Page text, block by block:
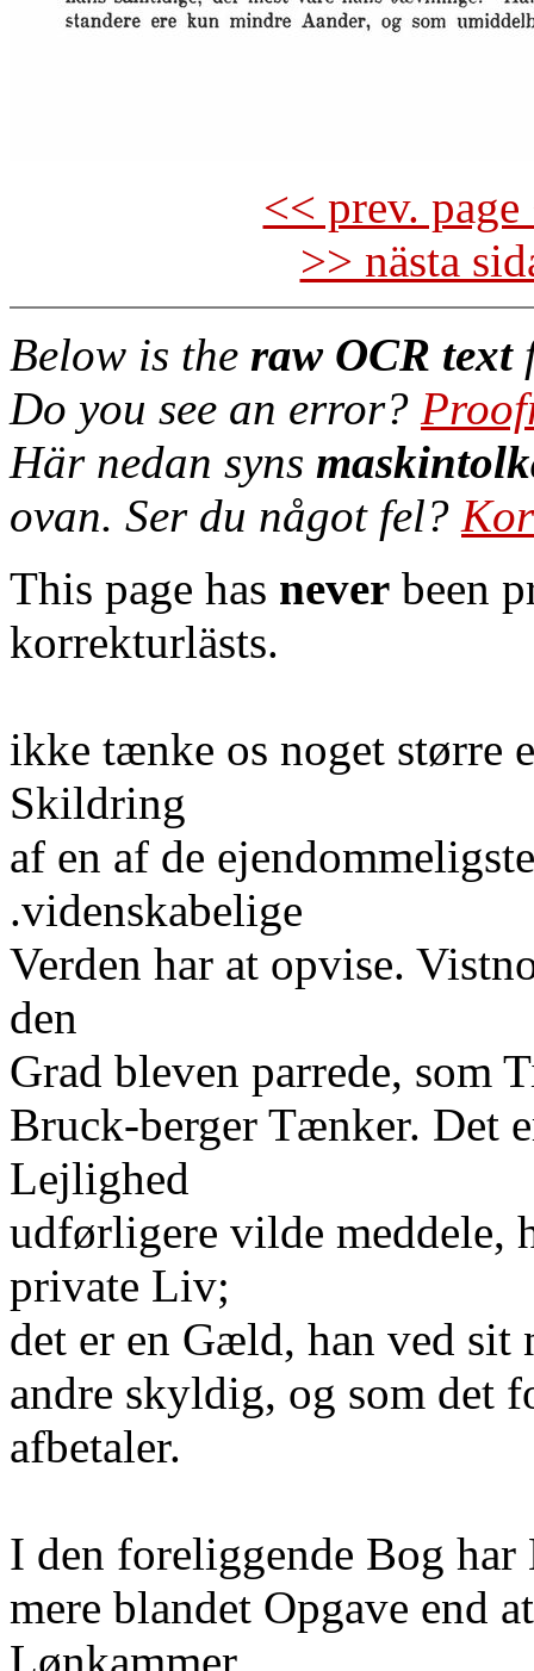
<< prev.
>> nästa
Below is the raw OCR text
Do you see an error?
Här nedan syns
ovan. Ser du något fel?
This page has never been
korrekturlästs.
ikke tænke os noget større
Skildring
af en af de
.videnskabelige
Verden har at opvise.
den
Grad bleven parrede, som
Bruck-berger Tænker. Det
Lejlighed
udførligere vilde meddele,
private Liv;
det er en Gæld, han ved
andre skyldig, og som det
afbetaler.
I den foreliggende Bog
mere blandet Opgave end